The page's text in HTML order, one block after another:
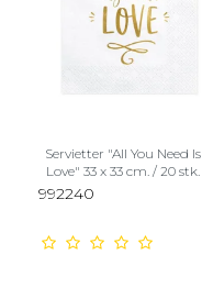
Servietter "All You Need Is
Love" 33 x 33 cm. / 20 stk.
992240